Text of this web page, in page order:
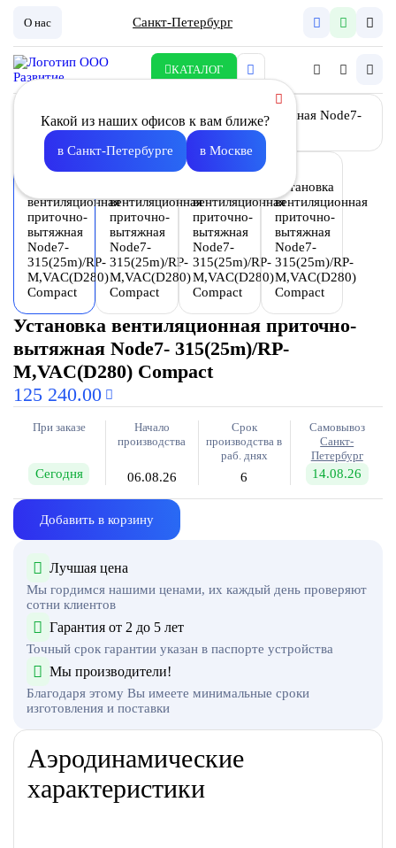
О нас Санкт-Петербург
КАТАЛОГ
Какой из наших офисов к вам ближе?
в Санкт-Петербурге в Москве
Установка вентиляционная приточно-
вытяжная Node7- 315(25m)/RP-
M,VAC(D280) Compact
125 240.00
При заказе
Сегодня
Начало
производства
06.08.26
Срок
производства в
раб. днях
6
Самовывоз
Санкт-
Петербург
14.08.26
Добавить в корзину
Лучшая цена
Мы гордимся нашими ценами, их каждый день проверяют
сотни клиентов
Гарантия от 2 до 5 лет
Точный срок гарантии указан в паспорте устройства
Мы производители!
Благодаря этому Вы имеете минимальные сроки
изготовления и поставки
Аэродинамические
характеристики